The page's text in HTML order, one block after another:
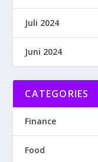
Juli 2024
Juni 2024
CATEGORIES
Finance
Food